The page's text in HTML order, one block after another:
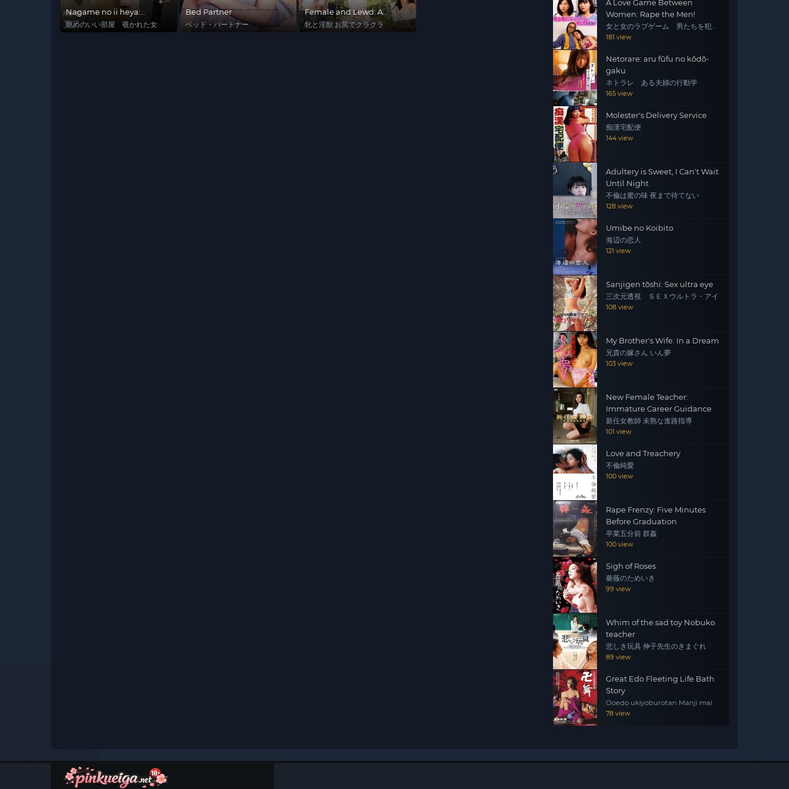
Nagame no ii heya:
nozokareta onna
眺めのいい部屋 覗かれた女
Bed Partner
ベッド・パートナー
Female and Lewd: A
Scratchy Itch in My Ass
牝と淫獣 お尻でクラクラ
A Love Game Between
Women: Rape the Men!
女と女のラブゲーム 男たちを犯
せ！
181 view
Netorare: aru fūfu no kōdō-
gaku
ネトラレ ある夫婦の行動学
165 view
Molester's Delivery Service
痴漢宅配便
144 view
Adultery is Sweet, I Can't Wait
Until Night
不倫は蜜の味 夜まで待てない
128 view
Umibe no Koibito
海辺の恋人
121 view
Sanjigen tōshi: Sex ultra eye
三次元透視 ＳＥＸウルトラ・アイ
108 view
My Brother's Wife: In a Dream
兄貴の嫁さん いん夢
103 view
New Female Teacher:
Immature Career Guidance
新任女教師 未熟な進路指導
101 view
Love and Treachery
不倫純愛
100 view
Rape Frenzy: Five Minutes
Before Graduation
卒業五分前 群姦
100 view
Sigh of Roses
薔薇のためいき
99 view
Whim of the sad toy Nobuko
teacher
悲しき玩具 伸子先生のきまぐれ
89 view
Great Edo Fleeting Life Bath
Story
Ooedo ukiyoburotan Manji mai
78 view